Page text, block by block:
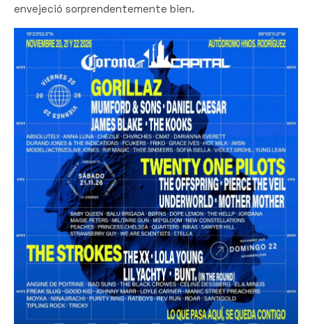
envejeció sorprendentemente bien.